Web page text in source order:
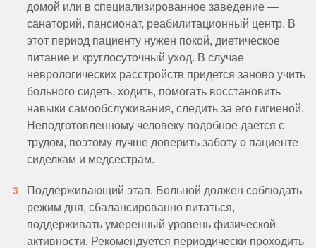
домой или в специализированное заведение —
санаторий, пансионат, реабилитационный центр. В
этот период пациенту нужен покой, диетическое
питание и круглосуточный уход. В случае
неврологических расстройств придется заново учить
больного сидеть, ходить, помогать восстановить
навыки самообслуживания, следить за его гигиеной.
Неподготовленному человеку подобное дается с
трудом, поэтому лучше доверить заботу о пациенте
сиделкам и медсестрам.
Поддерживающий этап. Больной должен соблюдать
режим дня, сбалансированно питаться,
поддерживать умеренный уровень физической
активности. Рекомендуется периодически проходить